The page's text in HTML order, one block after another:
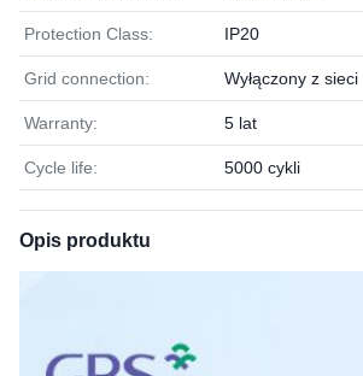
Protection Class: IP20
Grid connection: Wyłączony z sieci
Warranty: 5 lat
Cycle life: 5000 cykli
Opis produktu